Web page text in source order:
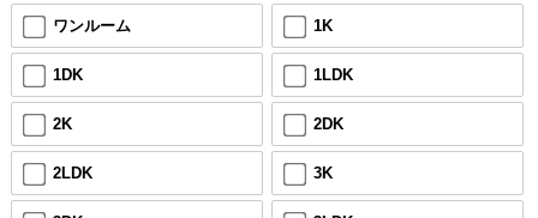
ワンルーム 1K
1DK 1LDK
2K 2DK
2LDK 3K